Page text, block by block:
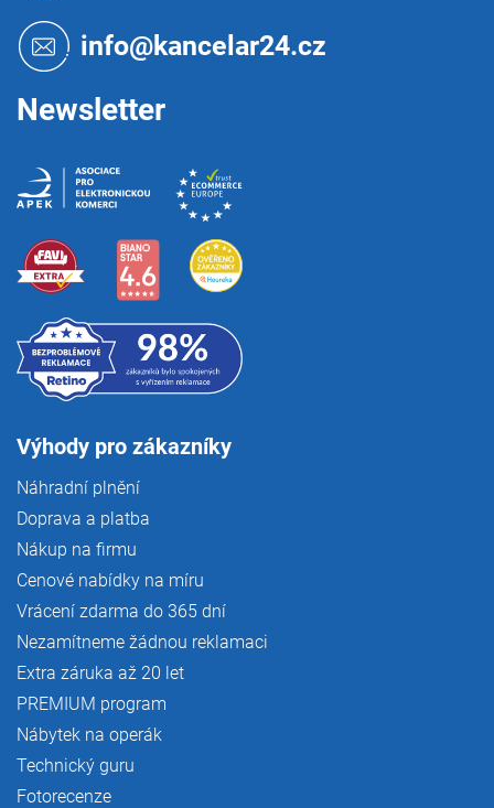
info@kancelar24.cz
Newsletter
Výhody pro zákazníky
Náhradní plnění
Doprava a platba
Nákup na firmu
Cenové nabídky na míru
Vrácení zdarma do 365 dní
Nezamítneme žádnou reklamaci
Extra záruka až 20 let
PREMIUM program
Nábytek na operák
Technický guru
Fotorecenze